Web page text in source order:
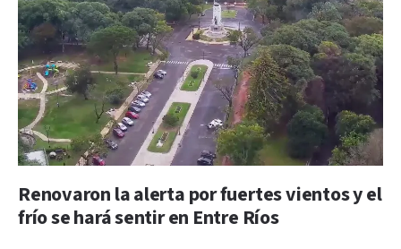
Renovaron la alerta por fuertes vientos y el
frío se hará sentir en Entre Ríos